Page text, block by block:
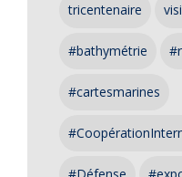
tricentenaire
#bathymétrie
#cartesmarines